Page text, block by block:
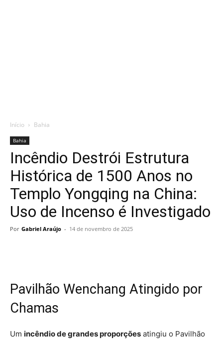
Início Bahia
Bahia
Incêndio Destrói Estrutura
Histórica de 1500 Anos no
Templo Yongqing na China:
Uso de Incenso é Investigado
Por Gabriel Araújo - 14 de novembro de 2025
Pavilhão Wenchang Atingido por
Chamas
Um incêndio de grandes proporções atingiu o Pavilhão